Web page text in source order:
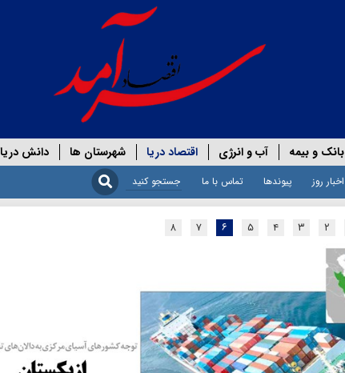
بانک و بیمه آب و انرژی اقتصاد دریا شهرستان ها دانش دریا
اخبار روز پیوندها تماس با ما
۲ ۳ ۴ ۵ ۶ ۷ ۸